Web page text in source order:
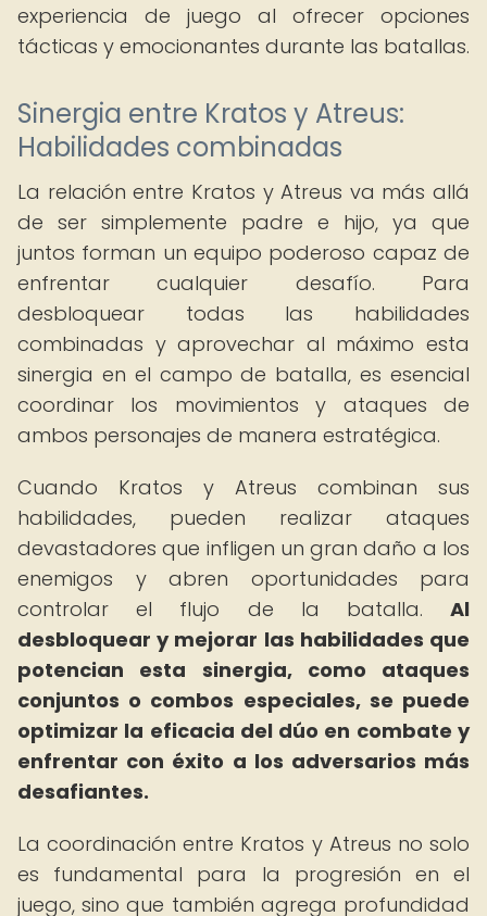
experiencia de juego al ofrecer opciones
tácticas y emocionantes durante las batallas.
Sinergia entre Kratos y Atreus:
Habilidades combinadas
La relación entre Kratos y Atreus va más allá
de ser simplemente padre e hijo, ya que
juntos forman un equipo poderoso capaz de
enfrentar cualquier desafío. Para
desbloquear todas las habilidades
combinadas y aprovechar al máximo esta
sinergia en el campo de batalla, es esencial
coordinar los movimientos y ataques de
ambos personajes de manera estratégica.
Cuando Kratos y Atreus combinan sus
habilidades, pueden realizar ataques
devastadores que infligen un gran daño a los
enemigos y abren oportunidades para
controlar el flujo de la batalla. Al
desbloquear y mejorar las habilidades que
potencian esta sinergia, como ataques
conjuntos o combos especiales, se puede
optimizar la eficacia del dúo en combate y
enfrentar con éxito a los adversarios más
desafiantes.
La coordinación entre Kratos y Atreus no solo
es fundamental para la progresión en el
juego, sino que también agrega profundidad